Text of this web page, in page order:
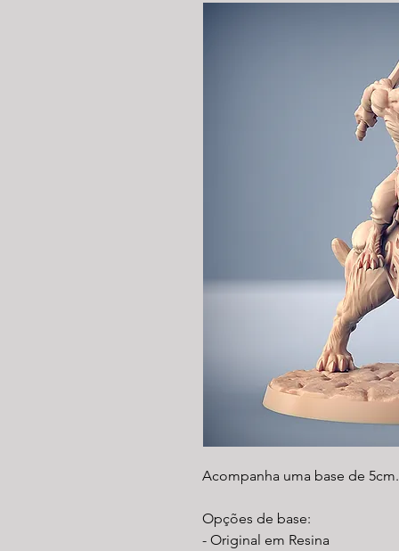
Acompanha uma base de 5cm.
Opções de base:
- Original em Resina